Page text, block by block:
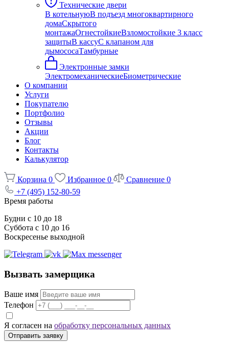
Технические двери
В котельнуюВ подъезд многоквартирного
домаСкрытого
монтажаОгнестойкиеВзломостойкие 3 класс
защитыВ кассуС клапаном для
дымососаТамбурные
Электронные замки
ЭлектромеханическиеБиометрические
О компании
Услуги
Покупателю
Портфолио
Отзывы
Акции
Блог
Контакты
Калькулятор
Корзина 0 Избранное 0 Сравнение 0
+7 (495) 152-80-59
Время работы
Будни с 10 до 18
Суббота с 10 до 16
Воскресенье выходной
Вызвать замерщика
Ваше имя
Телефон
Я согласен на обработку персональных данных
Отправить заявку